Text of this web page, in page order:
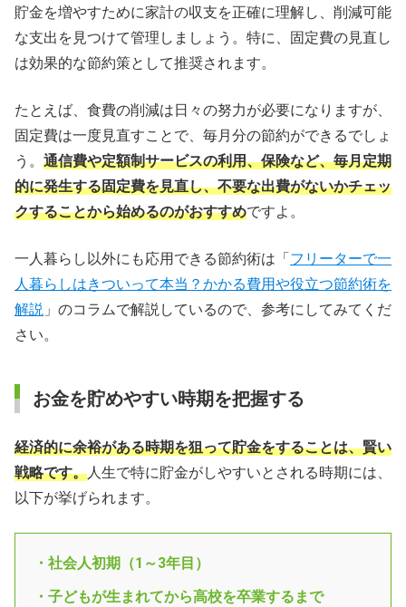
貯金を増やすために家計の収支を正確に理解し、削減可能
な支出を見つけて管理しましょう。特に、固定費の見直し
は効果的な節約策として推奨されます。
たとえば、食費の削減は日々の努力が必要になりますが、
固定費は一度見直すことで、毎月分の節約ができるでしょ
う。 通信費や定額制サービスの利用、保険など、毎月定期
的に発生する固定費を見直し、不要な出費がないかチェッ
クすることから始めるのがおすすめですよ。
一人暮らし以外にも応用できる節約術は「 フリーターで一
人暮らしはきついって本当？かかる費用や役立つ節約術を
解説 」のコラムで解説しているので、参考にしてみてくだ
さい。
お金を貯めやすい時期を把握する
経済的に余裕がある時期を狙って貯金をすることは、賢い
戦略です。人生で特に貯金がしやすいとされる時期には、
以下が挙げられます。
・社会人初期（1～3年目）
・子どもが生まれてから高校を卒業するまで